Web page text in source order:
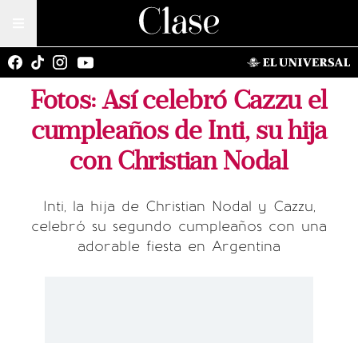
Fotos: Así celebró Cazzu el
cumpleaños de Inti, su hija
con Christian Nodal
Inti, la hija de Christian Nodal y Cazzu,
celebró su segundo cumpleaños con una
adorable fiesta en Argentina